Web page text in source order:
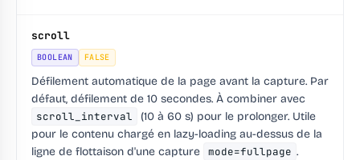
scroll
BOOLEAN FALSE
Défilement automatique de la page avant la capture. Par
défaut, défilement de 10 secondes. À combiner avec
scroll_interval
(10 à 60 s) pour le prolonger. Utile
pour le contenu chargé en lazy-loading au-dessus de la
ligne de flottaison d'une capture mode=fullpage .